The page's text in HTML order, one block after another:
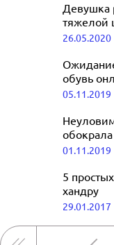
Девушка
тяжелой
26.05.2020
обувь
05.11.2019
рублей и
01.11.2019
5
хандру
29.01.2017